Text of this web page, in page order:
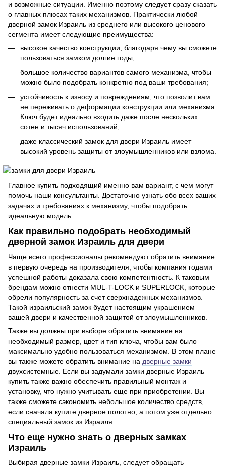
и возможные ситуации. Именно поэтому следует сразу сказать
о главных плюсах таких механизмов. Практически любой
дверной замок Израиль из среднего или высокого ценового
сегмента имеет следующие преимущества:
высокое качество конструкции, благодаря чему вы сможете
пользоваться замком долгие годы;
большое количество вариантов самого механизма, чтобы
можно было подобрать конкретно под ваши требования;
устойчивость к износу и повреждениям, что позволит вам
не переживать о деформации конструкции или механизма.
Ключ будет идеально входить даже после нескольких
сотен и тысяч использований;
даже классический замок для двери Израиль имеет
высокий уровень защиты от злоумышленников или взлома.
Главное купить подходящий именно вам вариант, с чем могут
помочь наши консультанты. Достаточно узнать обо всех ваших
задачах и требованиях к механизму, чтобы подобрать
идеальную модель.
Как правильно подобрать необходимый
дверной замок Израиль для двери
Чаще всего профессионалы рекомендуют обратить внимание
в первую очередь на производителя, чтобы компания годами
успешной работы доказала свою компетентность. К таковым
брендам можно отнести MUL-T-LOCK и SUPERLOCK, которые
обрели популярность за счет сверхнадежных механизмов.
Такой израильский замок будет настоящим украшением
вашей двери и качественной защитой от злоумышленников.
Также вы должны при выборе обратить внимание на
необходимый размер, цвет и тип ключа, чтобы вам было
максимально удобно пользоваться механизмом. В этом плане
вы также можете обратить внимание на дверные замки
двухсистемные. Если вы задумали замки дверные Израиль
купить также важно обеспечить правильный монтаж и
установку, что нужно учитывать еще при приобретении. Вы
также сможете сэкономить небольшое количество средств,
если сначала купите дверное полотно, а потом уже отдельно
специальный замок из Израиля.
Что еще нужно знать о дверных замках
Израиль
Выбирая дверные замки Израиль, следует обращать